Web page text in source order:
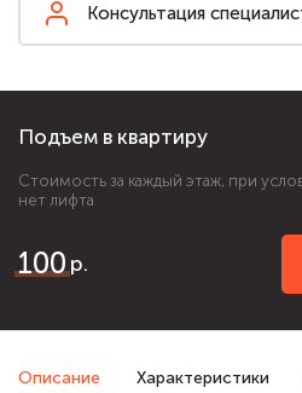
Консультация
Подъем в квартиру
Стоимость за каждый этаж, при
нет лифта
100
Описание Характеристики